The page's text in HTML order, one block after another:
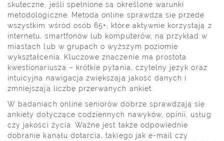
skuteczne, jeśli spełnione są określone warunki
metodologiczne. Metoda online sprawdza się przede
wszystkim wśród osób 65+, które aktywnie korzystają z
internetu, smartfonów lub komputerów, na przykład w
miastach lub w grupach o wyższym poziomie
wykształcenia. Kluczowe znaczenie ma prostota
kwestionariusza – krótkie pytania, czytelny język oraz
intuicyjna nawigacja zwiększają jakość danych i
zmniejszają liczbę przerwanych ankiet.
W badaniach online seniorów dobrze sprawdzają się
ankiety dotyczące codziennych nawyków, opinii, usług
czy jakości życia. Ważne jest także odpowiednie
dobranie kanału dotarcia, takiego jak e-mail czy